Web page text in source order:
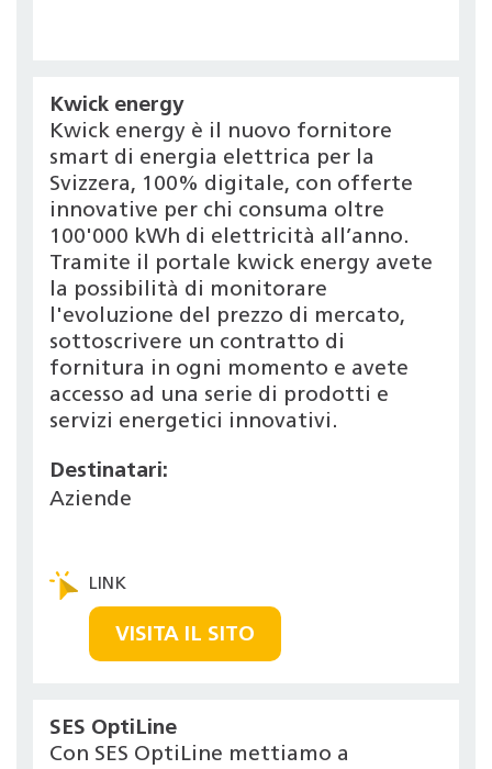
Kwick energy
Kwick energy è il nuovo fornitore
smart di energia elettrica per la
Svizzera, 100% digitale, con offerte
innovative per chi consuma oltre
100'000 kWh di elettricità all’anno.
Tramite il portale kwick energy avete
la possibilità di monitorare
l'evoluzione del prezzo di mercato,
sottoscrivere un contratto di
fornitura in ogni momento e avete
accesso ad una serie di prodotti e
servizi energetici innovativi.
Destinatari:
Aziende
VISITA IL SITO
SES OptiLine
Con SES OptiLine mettiamo a